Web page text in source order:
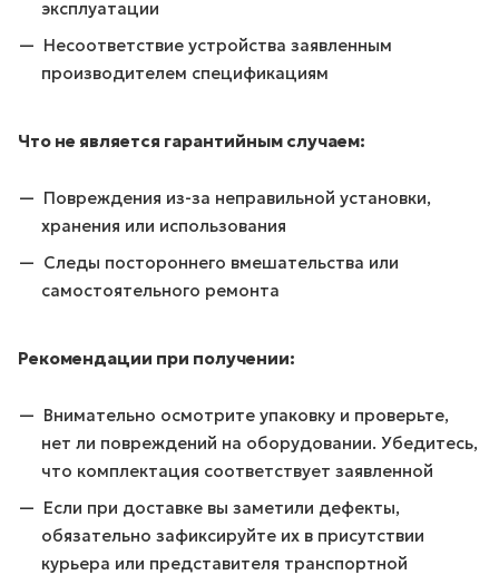
эксплуатации
Несоответствие устройства заявленным
производителем спецификациям
Что не является гарантийным случаем:
Повреждения из-за неправильной установки,
хранения или использования
Следы постороннего вмешательства или
самостоятельного ремонта
Рекомендации при получении:
Внимательно осмотрите упаковку и проверьте,
нет ли повреждений на оборудовании. Убедитесь,
что комплектация соответствует заявленной
Если при доставке вы заметили дефекты,
обязательно зафиксируйте их в присутствии
курьера или представителя транспортной